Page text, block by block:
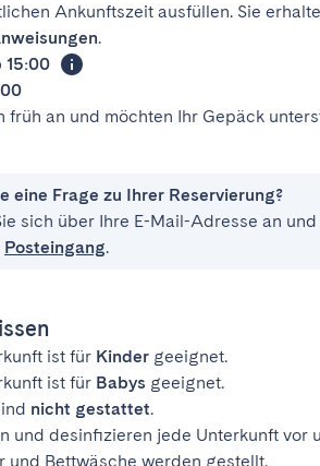
Ankunftszeit ausfüllen. Sie
.
15:00
früh an und möchten Ihr Gepäck
eine Frage zu Ihrer Reservierung?
sich über Ihre E-Mail-Adresse an
Posteingang.
ist für Kinder geeignet.
ist für Babys geeignet.
nicht gestattet.
und desinfizieren jede Unterkunft vor
und Bettwäsche werden gestellt.